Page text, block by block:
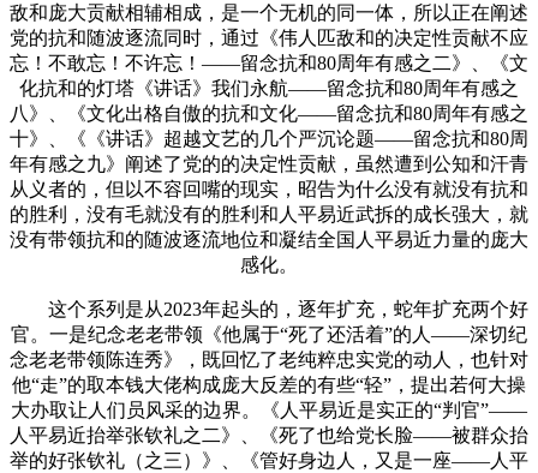
敌和庞大贡献相辅相成，是一个无机的同一体，所以正在阐述
党的抗和随波逐流同时，通过《伟人匹敌和的决定性贡献不应
忘！不敢忘！不许忘！——留念抗和80周年有感之二》、《文
化抗和的灯塔《讲话》我们永航——留念抗和80周年有感之
八》、《文化出格自傲的抗和文化——留念抗和80周年有感之
十》、《《讲话》超越文艺的几个严沉论题——留念抗和80周
年有感之九》阐述了党的的决定性贡献，虽然遭到公知和汗青
从义者的，但以不容回嘴的现实，昭告为什么没有就没有抗和
的胜利，没有毛就没有的胜利和人平易近武拆的成长强大，就
没有带领抗和的随波逐流地位和凝结全国人平易近力量的庞大
感化。
这个系列是从2023年起头的，逐年扩充，蛇年扩充两个好
官。一是纪念老老带领《他属于“死了还活着”的人——深切纪
念老老带领陈连秀》，既回忆了老纯粹忠实党的动人，也针对
他“走”的取本钱大佬构成庞大反差的有些“轻”，提出若何大操
大办取让人们员风采的边界。《人平易近是实正的“判官”——
人平易近抬举张钦礼之二》、《死了也给党长脸——被群众抬
举的好张钦礼（之三）》、《管好身边人，又是一座——人平